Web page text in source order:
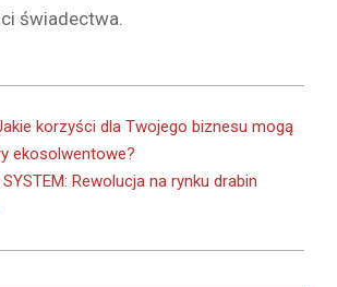
świadectwa.
korzyści dla Twojego biznesu mogą
ekosolwentowe?
SYSTEM: Rewolucja na rynku drabin